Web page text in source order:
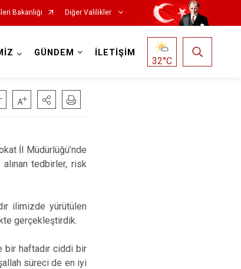
Bakanlığı Diğer Valilikler
GÜNDEM İLETİŞİM
32°C
İl Müdürlüğü’nde
alınan tedbirler, risk
ilimizde yürütülen
gerçekleştirdik.
haftadır ciddi bir
süreci de en iyi